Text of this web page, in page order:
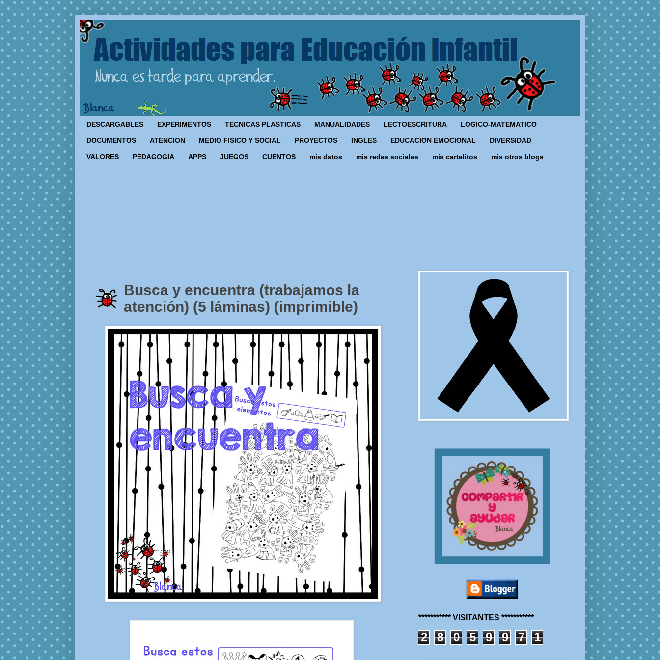
DESCARGABLES EXPERIMENTOS TECNICAS PLASTICAS MANUALIDADES LECTOESCRITURA LOGICO-MATEMATICO
DOCUMENTOS ATENCION MEDIO FISICO Y SOCIAL PROYECTOS INGLES EDUCACION EMOCIONAL DIVERSIDAD
VALORES PEDAGOGIA APPS JUEGOS CUENTOS mis datos mis redes sociales mis cartelitos mis otros blogs
Busca y encuentra (trabajamos la
atención) (5 láminas) (imprimible)
*********** VISITANTES ***********
2 8 0 5 9 9 7 1